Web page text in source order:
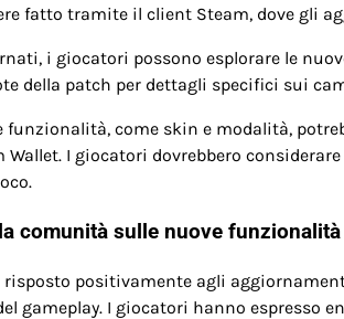
fatto tramite il client Steam, dove gli
i giocatori possono esplorare le
della patch per dettagli specifici sui
funzionalità, come skin e modalità,
I giocatori dovrebbero
comunità sulle nuove funzionalità
positivamente agli
gameplay. I giocatori hanno espresso